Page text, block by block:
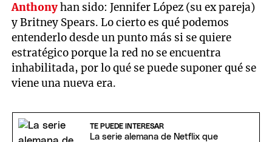
Anthonyhan sido: Jennifer López (su ex pareja)
y Britney Spears. Lo cierto es qué podemos
entenderlo desde un punto más si se quiere
estratégico porque la red no se encuentra
inhabilitada, por lo qué se puede suponer qué se
viene una nueva era.
TE PUEDE INTERESAR
La serie alemana de Netflix que